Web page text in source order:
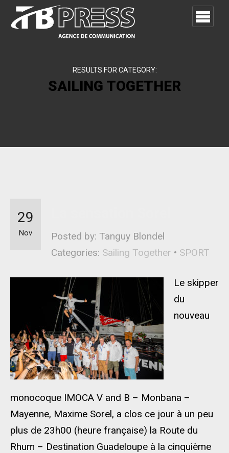
RESULTS FOR CATEGORY:
SAILING TOGETHER
Posted by: Tanguy Blondel
Categories: Sailing Together • SPORT
29
Nov
Le skipper
du
nouveau
monocoque IMOCA V and B – Monbana –
Mayenne, Maxime Sorel, a clos ce jour à un peu
plus de 23h00 (heure française) la Route du
Rhum – Destination Guadeloupe à la cinquième